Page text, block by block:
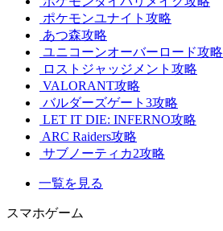
ポケモンユナイト攻略
あつ森攻略
ユニコーンオーバーロード攻略
ロストジャッジメント攻略
VALORANT攻略
バルダーズゲート3攻略
LET IT DIE: INFERNO攻略
ARC Raiders攻略
サブノーティカ2攻略
一覧を見る
スマホゲーム